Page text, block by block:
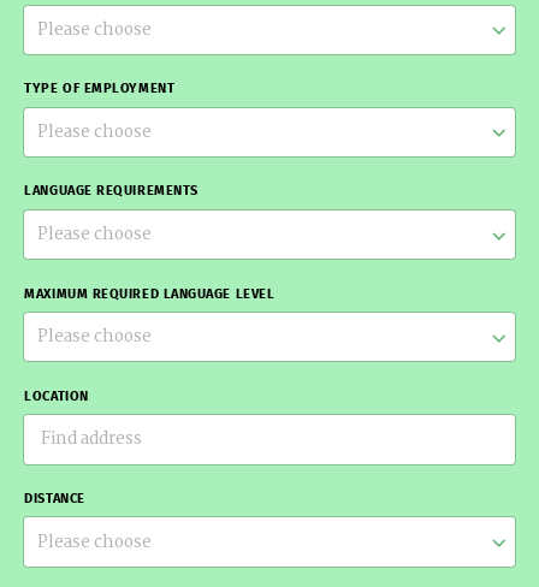
Please choose
TYPE OF EMPLOYMENT
Please choose
LANGUAGE REQUIREMENTS
Please choose
MAXIMUM REQUIRED LANGUAGE LEVEL
Please choose
LOCATION
DISTANCE
Please choose